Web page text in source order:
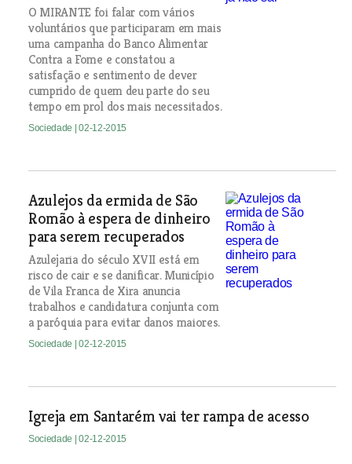
O MIRANTE foi falar com vários
voluntários que participaram em mais
uma campanha do Banco Alimentar
Contra a Fome e constatou a
satisfação e sentimento de dever
cumprido de quem deu parte do seu
tempo em prol dos mais necessitados.
Sociedade | 02-12-2015
Azulejos da ermida de São
Romão à espera de dinheiro
para serem recuperados
Azulejaria do século XVII está em
risco de cair e se danificar. Município
de Vila Franca de Xira anuncia
trabalhos e candidatura conjunta com
a paróquia para evitar danos maiores.
Sociedade | 02-12-2015
Igreja em Santarém vai ter rampa de acesso
Sociedade | 02-12-2015